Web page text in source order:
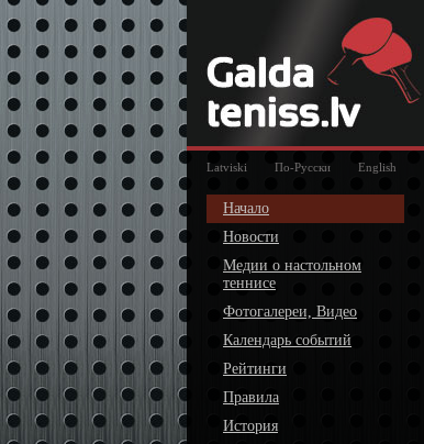
Latviski По-Русски English
Начало
Новости
Медии о настольном
теннисе
Фотогалереи, Видео
Календарь событий
Рейтинги
Правила
История